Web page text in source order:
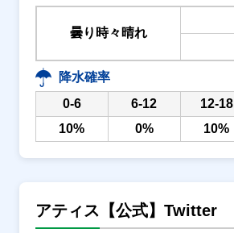
曇り時々晴れ
降水確率
0-6
6-12 12-18
10%
0% 10%
アティス【公式】Twitter